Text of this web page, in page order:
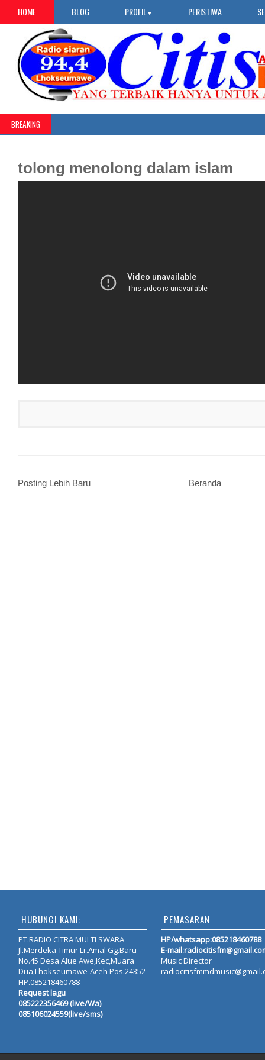
HOME BLOG PROFIL ▼ PERISTIWA
BREAKING
tolong menolong dalam islam
Posting Lebih Baru Beranda
HUBUNGI KAMI:
PT.RADIO CITRA MULTI SWARA
Jl.Merdeka Timur Lr.Amal Gg.Baru
No.45 Desa Alue Awe,Kec,Muara
Dua,Lhokseumawe-Aceh Pos.24352
HP.085218460788
Request lagu
085222356469 (live/Wa)
085106024559(live/sms)
PEMASARAN
HP/whatsapp:085218460788
E-
Music Director